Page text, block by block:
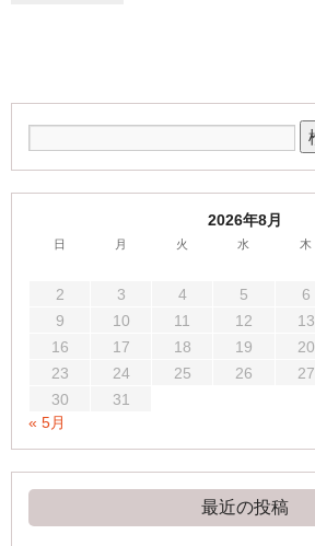
2026年8月
日 月 火 水 木
2
3 4 5 6
9
10 11 12 13
16
17 18 19 20
23
24 25 26 27
30
31
« 5月
最近の投稿